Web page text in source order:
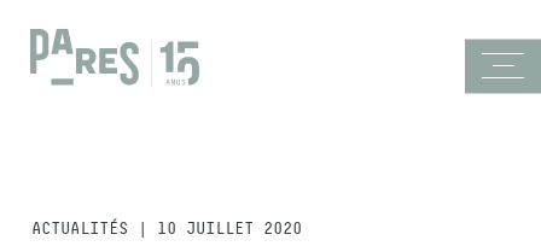
ACTUALITÉS | 10 JUILLET 2020